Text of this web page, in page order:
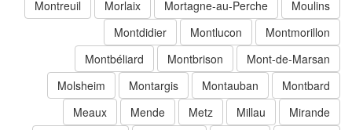
Moulins
Mortagne-au-Perche
Morlaix
Montreuil
Montmorillon
Montlucon
Montdidier
Mont-de-Marsan
Montbrison
Montbéliard
Montbard
Montauban
Montargis
Molsheim
Mirande
Millau
Metz
Mende
Meaux